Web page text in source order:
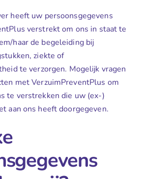
heeft uw persoonsgegevens
verstrekt om ons in staat te
haar de begeleiding bij
ziekte of
te verzorgen. Mogelijk vragen
met VerzuimPreventPlus om
te verstrekken die uw (ex-)
aan ons heeft doorgegeven.